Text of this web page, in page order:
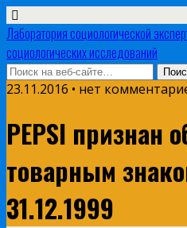
Лаборатория социологической
социологических исследований
23.11.2016 • нет
PEPSI признан
товарным
31.12.1999